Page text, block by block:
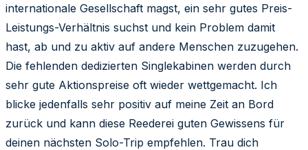
internationale Gesellschaft magst, ein sehr gutes Preis-
Leistungs-Verhältnis suchst und kein Problem damit
hast, ab und zu aktiv auf andere Menschen zuzugehen.
Die fehlenden dedizierten Singlekabinen werden durch
sehr gute Aktionspreise oft wieder wettgemacht. Ich
blicke jedenfalls sehr positiv auf meine Zeit an Bord
zurück und kann diese Reederei guten Gewissens für
deinen nächsten Solo-Trip empfehlen. Trau dich